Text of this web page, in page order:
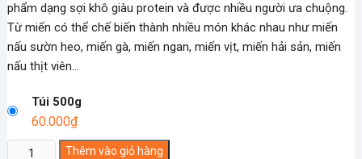
phẩm dạng sợi khô giàu protein và được nhiều người ưa chuộng.
Từ miến có thể chế biến thành nhiều món khác nhau như miến
nấu sườn heo, miến gà, miến ngan, miến vịt, miến hải sản, miến
nấu thịt viên…
Túi 500g
60.000₫
Miến
Thêm vào giỏ hàng